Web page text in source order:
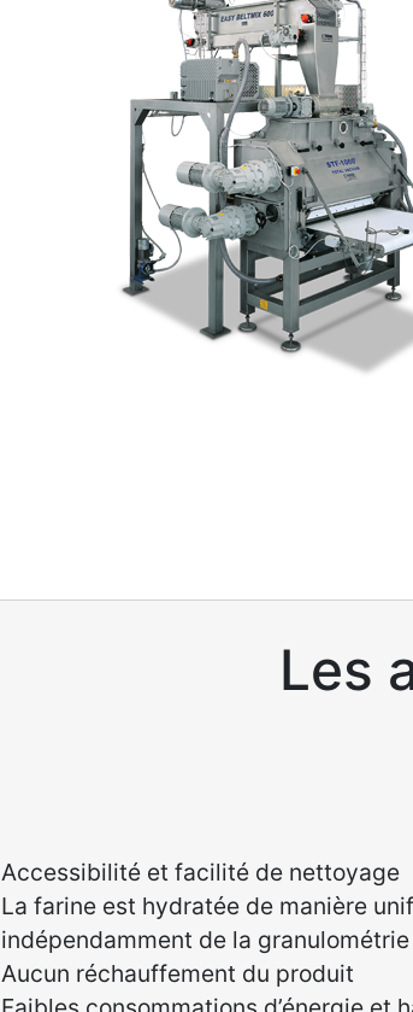
Les
Accessibilité et facilité de nettoyage
La farine est hydratée de manière
indépendamment de la granulométrie
Aucun réchauffement du produit